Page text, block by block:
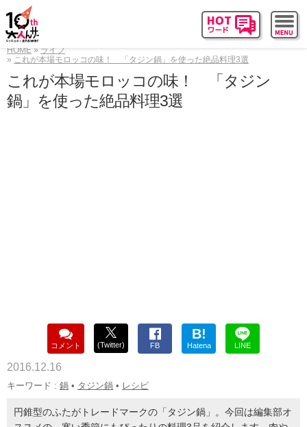
HOME
ライフ
これが本場モロッコの味！ 「タジン鍋」を使った絶品料理3選
これが本場モロッコの味！ 「タジン
鍋」を使った絶品料理3選
コメント (Twitter) FB
B!
Hatena LINE
2016.12.16
キーワード : 鍋 • タジン鍋 • レシピ
円錐型のふたがトレードマークの「タジン鍋」。今回は編集部オ